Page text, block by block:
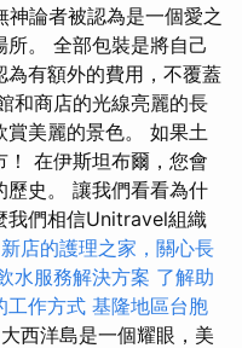
論者被認為是一個愛之
。 全部包裝是將自己
有額外的費用，不覆蓋
和商店的光線亮麗的長
美麗的景色。 如果土
在伊斯坦布爾，您會
歷史。 讓我們看看為什
我們相信Unitravel組織
新店的護理之家，關心長
水服務解決方案 了解助
工作方式 基隆地區台胞
西洋島是一個耀眼，美